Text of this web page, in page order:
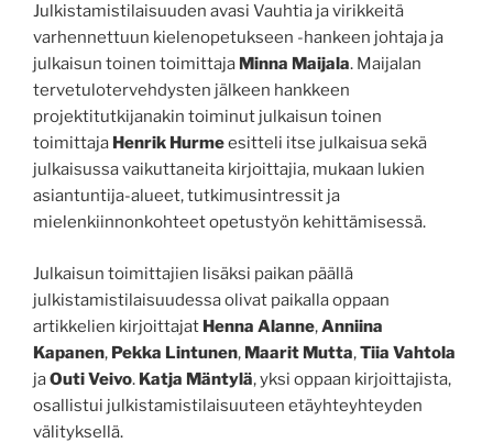
Julkistamistilaisuuden avasi Vauhtia ja virikkeitä
varhennettuun kielenopetukseen -hankeen johtaja ja
julkaisun toinen toimittaja Minna Maijala. Maijalan
tervetulotervehdysten jälkeen hankkeen
projektitutkijanakin toiminut julkaisun toinen
toimittaja Henrik Hurmeesitteli itse julkaisua sekä
julkaisussa vaikuttaneita kirjoittajia, mukaan lukien
asiantuntija-alueet, tutkimusintressit ja
mielenkiinnonkohteet opetustyön kehittämisessä.
Julkaisun toimittajien lisäksi paikan päällä
julkistamistilaisuudessa olivat paikalla oppaan
artikkelien kirjoittajat Henna Alanne,Anniina
Kapanen, Pekka Lintunen, Maarit Mutta,Tiia Vahtola
jaOuti Veivo. Katja Mäntylä, yksi oppaan kirjoittajista,
osallistui julkistamistilaisuuteen etäyhteyhteyden
välityksellä.